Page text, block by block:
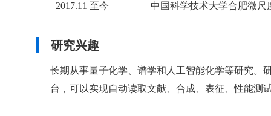
2017.11 至今
中国科学技术大学合肥微
研究兴趣
长期从事量子化学、谱学和人工智能化学等研究。
台，可以实现自动读取文献、合成、表征、性能测